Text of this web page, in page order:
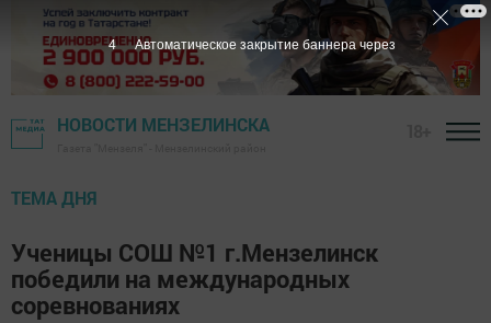
НОВОСТИ МЕНЗЕЛИНСКА
ТЕМА ДНЯ
Ученицы СОШ №1 г.Мензелинск
победили на международных
соревнованиях
3 Автоматическое закрытие баннера через